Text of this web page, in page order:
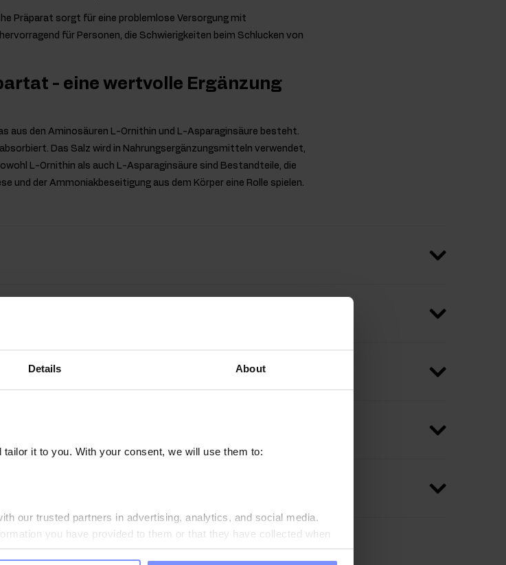
Details About
it to you. With your consent, we will use them to:
our trusted partners in advertising, analytics, and social media.
you have provided to them or that they have collected when
Präparat sorgt für eine problemlose Versorgung mit
für Personen, die Schwierigkeiten beim Schlucken von
- eine wertvolle Ergänzung
aus den Aminosäuren L-Ornithin und L-Asparaginsäure besteht.
Das Salz wird in Nahrungsergänzungsmitteln verwendet,
L-Ornithin als auch L-Asparaginsäure sind Bestandteile, die
und der Ammoniakbeseitigung aus dem Körper eine Rolle spielen.